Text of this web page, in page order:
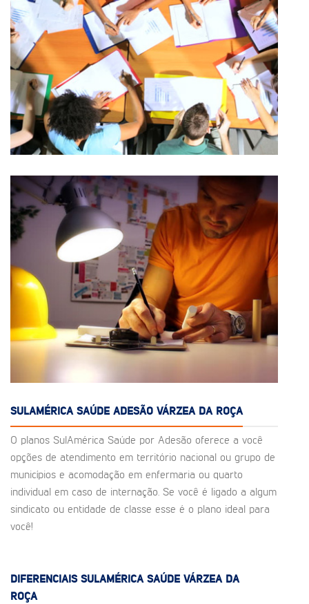
SULAMÉRICA SAÚDE ADESÃO VÁRZEA DA ROÇA
O planos SulAmérica Saúde por Adesão oferece a você
opções de atendimento em território nacional ou grupo de
municípios e acomodação em enfermaria ou quarto
individual em caso de internação. Se você é ligado a algum
sindicato ou entidade de classe esse é o plano ideal para
você!
DIFERENCIAIS SULAMÉRICA SAÚDE VÁRZEA DA
ROÇA